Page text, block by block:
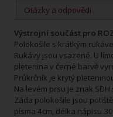
Otázky a odpovědi
Výstrojní součást pro
Polokošile s krátkým
Rukávy jsou vsazené. U
pletenina v černé barvě
Průkrčník je krytý
Na levém prsu je znak
Záda polokošile jsou
písma 4cm, délka nápisu